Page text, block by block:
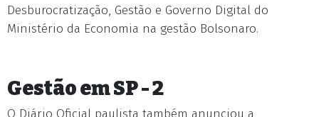
Desburocratização, Gestão e Governo Digital do
Ministério da Economia na gestão Bolsonaro.
Gestão em SP - 2
O Diário Oficial paulista também anunciou a